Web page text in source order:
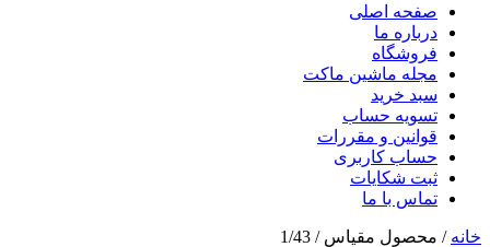
صفحه اصلی
درباره ما
فروشگاه
مجله ماشین ماکت
سبد خرید
تسویه حساب
قوانین و مقررات
حساب کاربری
ثبت شکایات
تماس با ما
خانه / محصول مقیاس / 1/43